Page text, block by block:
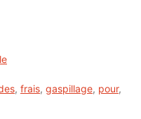
, frais, gaspillage, pour,